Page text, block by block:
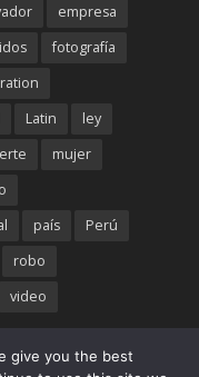
empresa
fotografía
Latin
ley
mujer
país
Perú
robo
video
give you the best